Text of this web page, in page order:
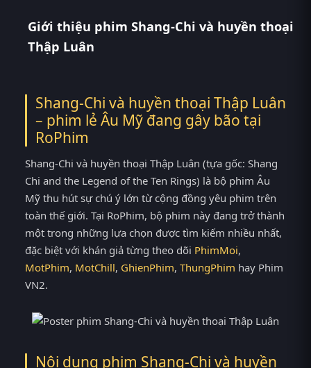
Giới thiệu phim Shang-Chi và huyền thoại
Thập Luân
Shang-Chi và huyền thoại Thập Luân
– phim lẻ Âu Mỹ đang gây bão tại
RoPhim
Shang-Chi và huyền thoại Thập Luân (tựa gốc: Shang
Chi and the Legend of the Ten Rings) là bộ phim Âu
Mỹ thu hút sự chú ý lớn từ cộng đồng yêu phim trên
toàn thế giới. Tại RoPhim, bộ phim này đang trở thành
một trong những lựa chọn được tìm kiếm nhiều nhất,
đặc biệt với khán giả từng theo dõi PhimMoi,
MotPhim, MotChill, GhienPhim, ThungPhim hay Phim
VN2.
Nội dung phim Shang-Chi và huyền